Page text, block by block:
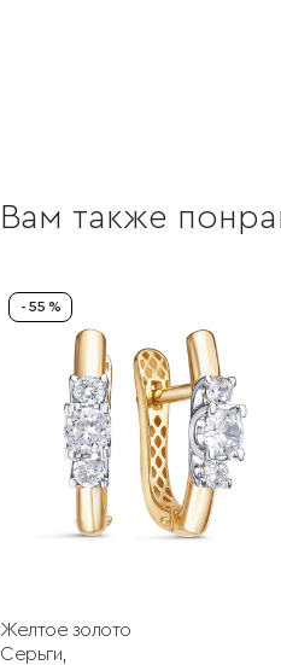
Вам также
- 55 %
Желтое золото
Серьги,